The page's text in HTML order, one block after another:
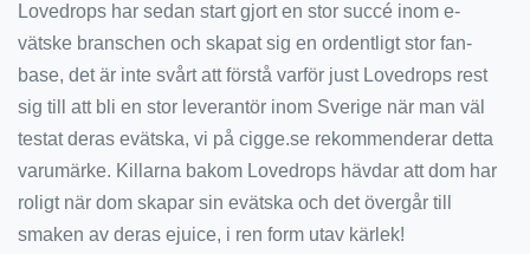
Lovedrops har sedan start gjort en stor succé inom e-
vätske branschen och skapat sig en ordentligt stor fan-
base, det är inte svårt att förstå varför just Lovedrops rest
sig till att bli en stor leverantör inom Sverige när man väl
testat deras evätska, vi på cigge.se rekommenderar detta
varumärke. Killarna bakom Lovedrops hävdar att dom har
roligt när dom skapar sin evätska och det övergår till
smaken av deras ejuice, i ren form utav kärlek!